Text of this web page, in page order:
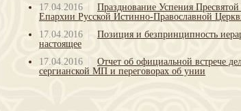
17.04.2016
Празднование Успения
Епархии Русской Истинно-Православной
17.04.2016
Позиция и безпринципность
настоящее
17.04.2016
Отчет об официальной встрече
сергианской МП и переговорах об унии